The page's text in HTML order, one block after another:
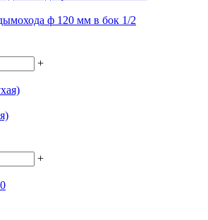
ф 120 мм в бок 1/2
+
+